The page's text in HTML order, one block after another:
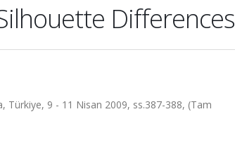
Differences
Türkiye, 9 - 11 Nisan 2009, ss.387-388, (Tam